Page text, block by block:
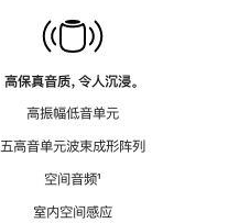
高保真音质，令人沉浸。
高振幅低音单元
五高音单元波束成形阵列
空间音频脚
¹
室内空间感应